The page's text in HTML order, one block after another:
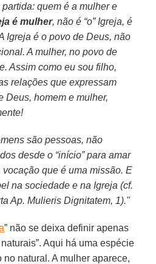
quem é a mulher e
é mulher, não é “o” Igreja, é
Igreja é o povo de Deus, não
A mulher, no povo de
Assim como eu sou filho,
relações que expressam
Deus, homem e mulher,
são pessoas, não
desde o “início” para amar
que é uma missão. E
na sociedade e na Igreja (cf.
Ap. Mulieris Dignitatem, 1)."
” não se deixa definir apenas
Aqui há uma espécie
natural. A mulher aparece,